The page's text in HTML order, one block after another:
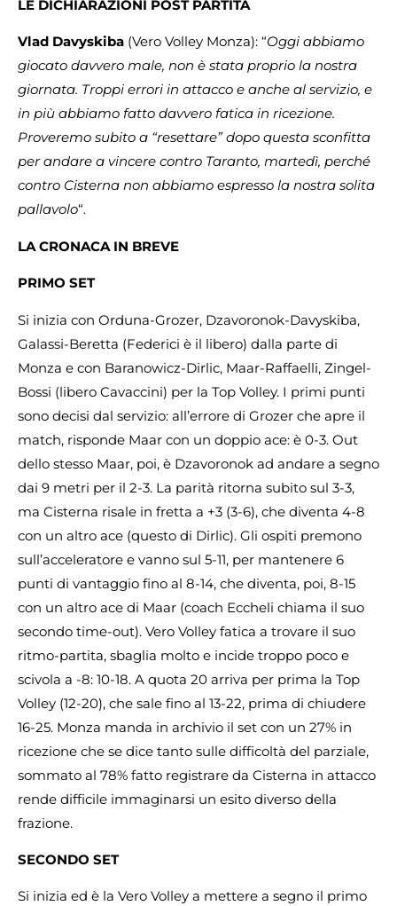
LE DICHIARAZIONI POST PARTITA
Vlad Davyskiba (Vero Volley Monza): “Oggi abbiamo
giocato davvero male, non è stata proprio la nostra
giornata. Troppi errori in attacco e anche al servizio, e
in più abbiamo fatto davvero fatica in ricezione.
Proveremo subito a “resettare” dopo questa sconfitta
per andare a vincere contro Taranto, martedì, perché
contro Cisterna non abbiamo espresso la nostra solita
pallavolo“.
LA CRONACA IN BREVE
PRIMO SET
Si inizia con Orduna-Grozer, Dzavoronok-Davyskiba,
Galassi-Beretta (Federici è il libero) dalla parte di
Monza e con Baranowicz-Dirlic, Maar-Raffaelli, Zingel-
Bossi (libero Cavaccini) per la Top Volley. I primi punti
sono decisi dal servizio: all’errore di Grozer che apre il
match, risponde Maar con un doppio ace: è 0-3. Out
dello stesso Maar, poi, è Dzavoronok ad andare a segno
dai 9 metri per il 2-3. La parità ritorna subito sul 3-3,
ma Cisterna risale in fretta a +3 (3-6), che diventa 4-8
con un altro ace (questo di Dirlic). Gli ospiti premono
sull’acceleratore e vanno sul 5-11, per mantenere 6
punti di vantaggio fino al 8-14, che diventa, poi, 8-15
con un altro ace di Maar (coach Eccheli chiama il suo
secondo time-out). Vero Volley fatica a trovare il suo
ritmo-partita, sbaglia molto e incide troppo poco e
scivola a -8: 10-18. A quota 20 arriva per prima la Top
Volley (12-20), che sale fino al 13-22, prima di chiudere
16-25. Monza manda in archivio il set con un 27% in
ricezione che se dice tanto sulle difficoltà del parziale,
sommato al 78% fatto registrare da Cisterna in attacco
rende difficile immaginarsi un esito diverso della
frazione.
SECONDO SET
Si inizia ed è la Vero Volley a mettere a segno il primo